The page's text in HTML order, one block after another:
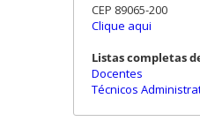
CEP 89065-200
Clique aqui
Listas completas
Docentes
Técnicos